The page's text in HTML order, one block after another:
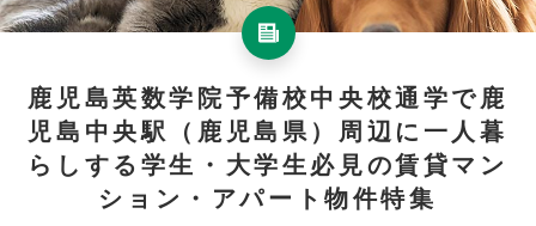
鹿児島英数学院予備校中央校通学で鹿
児島中央駅（鹿児島県）周辺に一人暮
らしする学生・大学生必見の賃貸マン
ション・アパート物件特集